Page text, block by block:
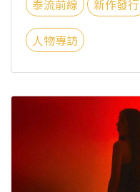
泰流前線 新作發行
人物專訪